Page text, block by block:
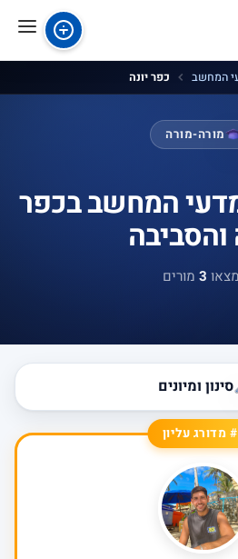
המחשב כפר יונה
מורה-מורה
המחשב בכפר
והסביבה
3 מורים
סינון ומיונים
עליון